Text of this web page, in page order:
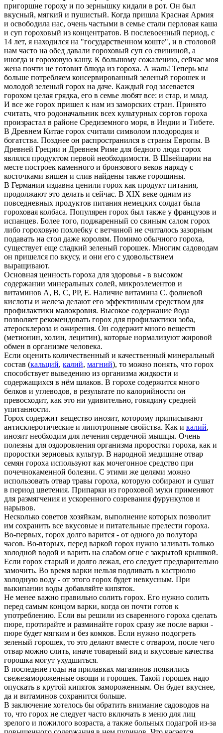
пригоршне гороху и по зернышку кидали в рот. Он был
вкусный, мягкий и пушистый. Когда пришла Красная Армия
и освободила нас, очень частыми в семье стали перловая каша
и суп гороховый из концентратов. В послевоенный период, с
14 лет, я находился на "государственном коште", и в столовой
нам часто на обед давали гороховый суп со свининой, а
иногда и гороховую кашу. К большому сожалению, сейчас моя
жена почти не готовит блюда из гороха. А жаль! Теперь мы
больше потребляем консервированный зеленый горошек и
молодой зеленый горох на даче. Каждый год засевается
горохом целая грядка, его в семье любят все: и стар, и млад.
И все же горох пришел к нам из заморских стран. Принято
считать, что родоначальник всех культурных сортов гороха
произрастал в районе Средиземного моря, в Индии и Тибете.
В Древнем Китае горох считали символом плодородия и
богатства. Позднее он распространился в страны Европы. В
Древней Греции и Древнем Риме для бедного люда горох
являлся продуктом первой необходимости. В Швейцарии на
месте построек каменного и бронзового веков наряду с
косточками вишен и слив найдены также горошины.
В Германии издавна ценили горох как продукт питания,
продолжают это делать и сейчас. В XIX веке одним из
повседневных продуктов питания немецких солдат была
гороховая колбаса. Популярен горох был также у французов и
испанцев. Более того, поджаренный со свиным салом горох
либо гороховую похлебку с ветчиной не считалось зазорным
подавать на стол даже королям. Помимо обычного гороха,
существует еще сладкий зеленый горошек. Многим садоводам
он пришелся по вкусу, и они его с удовольствием
выращивают.
Основная ценность гороха для здоровья - в высоком
содержании минеральных солей, микроэлементов и
витаминов А, В, С, РР, Е. Наличие витамина С. фолиевой
кислоты и железа делают его эффективным средством для
профилактики малокровия. Высокое содержание йода
позволяет рекомендовать горох для профилактики зоба,
атеросклероза и ожирения. Он содержит много веществ
(метионин, холин, лецитин), которые нормализуют жировой
обмен в организме человека.
Если оценить количественный и качественный минеральный
состав (кальций, калий, магний), то можно понять, что горох
способствует выведению из организма жидкости и
содержащихся в нём шлаков. В горохе содержится много
белков и углеводов, в результате по калорийности он
превосходит, как это ни удивительно, говядину средней
упитанности.
Горох содержит вещество инозит, которому приписывают
антисклеротические и липотропные свойства. Как и калий,
инозит необходим для лечения сердечной мышцы. Очень
полезны для оздоровления организма проростки гороха, как и
проростки зерновых культур. В народной медицине отвар
семян гороха используют как мочегонное средство при
почечнокаменной болезни. С этими же целями можно
использовать отвар травы гороха, которую собирают и сушат
в период цветения. Припарки из гороховой муки применяют
для размягчения и ускоренного созревания фурункулов и
нарывов.
Несколько советов хозяйкам, выполнение которых позволит
им сохранить все вкусовые и питательные прелести гороха.
Во-первых, горох долго варится - от одного до полутора
часов. Во-вторых, перед варкой горох нужно заливать только
холодной водой и варить на слабом огне с закрытой крышкой.
Если горох старый и долго лежал, его следует предварительно
замочить. Во время варки нельзя подливать в кастрюлю
холодную воду - от этого горох будет невкусным. При
выкипании воды добавляйте кипяток.
Не менее важно правильно солить горох. Его нужно солить
перед самым концом варки, когда он почти готов к
употреблению. Если вы решили из сваренного гороха сделать
пюре, протирайте и разминайте горох сразу же после варки -
пюре будет мягким и без комков. Если нужно подогреть
зеленый горошек, то это делают вместе с отваром, после чего
отвар можно слить, иначе товарный вид и вкусовые качества
горошка могут ухудшиться.
В последние годы на прилавках магазинов появились
свежезамороженные овощи и горошек. Такой горошек надо
опускать в крутой кипяток замороженным. Он будет вкуснее,
да и витаминов сохранится больше.
В заключение хотелось бы обратить внимание садоводов на
то, что горох не следует часто включать в меню для лиц
зрелого и пожилого возраста, а также больных подагрой из-за